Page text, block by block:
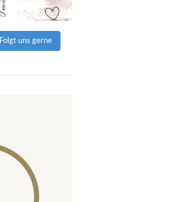
Folgt uns gerne